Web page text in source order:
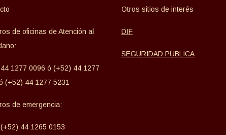
de oficinas de Atención al
1277 0096 ó (+52) 44 1277
(+52) 44 1277 5231
de emergencia:
44 1265 0153
Otros sitios de interés
DIF
SEGURIDAD PÚBLICA